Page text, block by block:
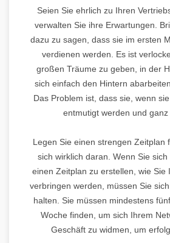
Seien Sie ehrlich zu Ihren
verwalten Sie ihre Erwartungen.
dazu zu sagen, dass sie im ersten
verdienen werden. Es ist
großen Träume zu geben, in der
sich einfach den Hintern
Das Problem ist, dass sie, wenn
entmutigt werden und ganz
Legen Sie einen strengen Zeitplan
sich wirklich daran. Wenn Sie sich
einen Zeitplan zu erstellen, wie Sie
verbringen werden, müssen Sie
halten. Sie müssen mindestens
Woche finden, um sich Ihrem
Geschäft zu widmen, um